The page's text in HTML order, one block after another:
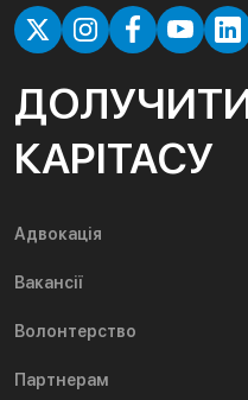
КАРІТАСУ
Адвокація
Вакансії
Волонтерство
Партнерам